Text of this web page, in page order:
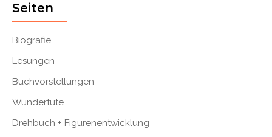
Seiten
Biografie
Lesungen
Buchvorstellungen
Wundertüte
Drehbuch + Figurenentwicklung